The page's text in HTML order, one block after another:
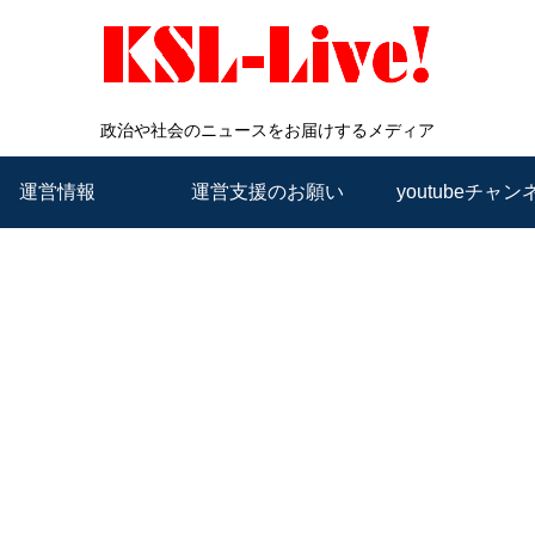
政治や社会のニュースをお届けするメディア
運営情報 運営支援のお願い youtubeチャン